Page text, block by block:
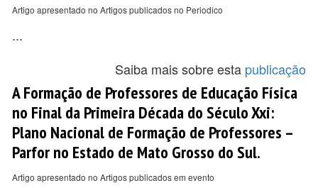
Artigo apresentado no Artigos publicados no Periodico
...
Saiba mais sobre esta publicação
A Formação de Professores de Educação Física
no Final da Primeira Década do Século Xxi:
Plano Nacional de Formação de Professores –
Parfor no Estado de Mato Grosso do Sul.
Artigo apresentado no Artigos publicados em evento